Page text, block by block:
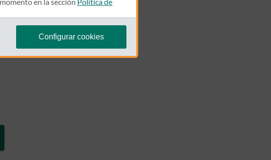
Configurar cookies